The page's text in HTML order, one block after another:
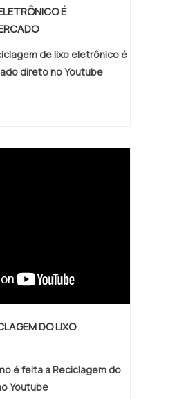
É
de lixo eletrônico é
direto no Youtube
DO LIXO
é feita a Reciclagem do
Youtube